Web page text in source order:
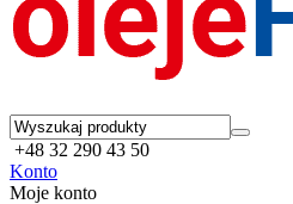
+48 32 290 43 50
Konto
Moje konto